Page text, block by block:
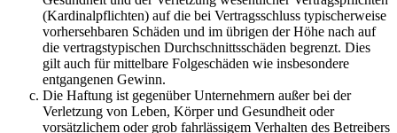
(Kardinalpflichten) auf die bei Vertragsschluss typischerweise
vorhersehbaren Schäden und im übrigen der Höhe nach auf
die vertragstypischen Durchschnittsschäden begrenzt. Dies
gilt auch für mittelbare Folgeschäden wie insbesondere
entgangenen Gewinn.
Die Haftung ist gegenüber Unternehmern außer bei der
Verletzung von Leben, Körper und Gesundheit oder
vorsätzlichem oder grob fahrlässigem Verhalten des Betreibers